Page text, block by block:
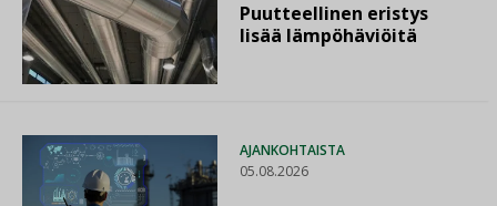
Puutteellinen eristys
lisää lämpöhäviöitä
AJANKOHTAISTA
05.08.2026